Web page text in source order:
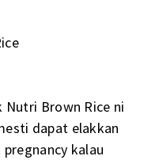
Nutri Brown Rice ni
dapat elakkan
kalau